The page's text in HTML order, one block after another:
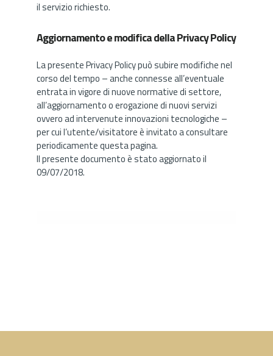
il servizio richiesto.
Aggiornamento e modifica della Privacy Policy
La presente Privacy Policy può subire modifiche nel
corso del tempo – anche connesse all’eventuale
entrata in vigore di nuove normative di settore,
all’aggiornamento o erogazione di nuovi servizi
ovvero ad intervenute innovazioni tecnologiche –
per cui l’utente/visitatore è invitato a consultare
periodicamente questa pagina.
Il presente documento è stato aggiornato il
09/07/2018.